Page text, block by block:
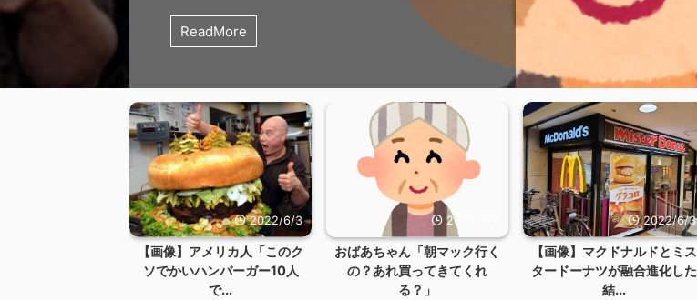
ReadMore
2022/6/3
【画像】アメリカ人「このク
ソでかいハンバーガー10人
で...
2022/6/3
おばあちゃん「朝マック行く
の？あれ買ってきてくれ
る？」
2022/6/3
【画像】マクドナルドとミス
タードーナツが融合進化した
結...